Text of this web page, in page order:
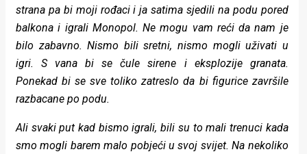
strana pa bi moji rođaci i ja satima sjedili na podu pored
balkona i igrali Monopol. Ne mogu vam reći da nam je
bilo zabavno. Nismo bili sretni, nismo mogli uživati u
igri. S vana bi se čule sirene i eksplozije granata.
Ponekad bi se sve toliko zatreslo da bi figurice završile
razbacane po podu.
Ali svaki put kad bismo igrali, bili su to mali trenuci kada
smo mogli barem malo pobjeći u svoj svijet. Na nekoliko